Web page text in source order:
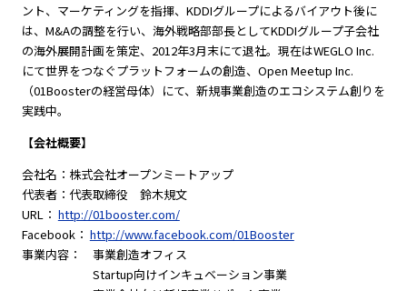
ント、マーケティングを指揮、KDDIグループによるバイアウト後に
は、M&Aの調整を行い、海外戦略部部長としてKDDIグループ子会社
の海外展開計画を策定、2012年3月末にて退社。現在はWEGLO Inc.
にて世界をつなぐプラットフォームの創造、Open Meetup Inc.
（01Boosterの経営母体）にて、新規事業創造のエコシステム創りを
実践中。
【会社概要】
会社名：株式会社オープンミートアップ
代表者：代表取締役 鈴木規文
URL： http://01booster.com/
Facebook： http://www.facebook.com/01Booster
事業内容： 事業創造オフィス
Startup向けインキュベーション事業